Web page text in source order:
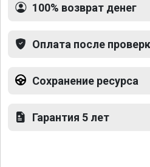
100% возврат денег
Оплата после
Сохранение ресурса
Гарантия 5 лет